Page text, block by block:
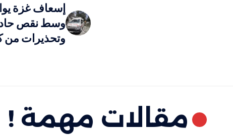
إسعاف غزة
وسط نقص حاد
وتحذيرات من
مقالات مهمة !